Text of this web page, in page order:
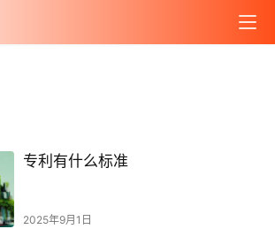
专利有什么标准
2025年9月1日